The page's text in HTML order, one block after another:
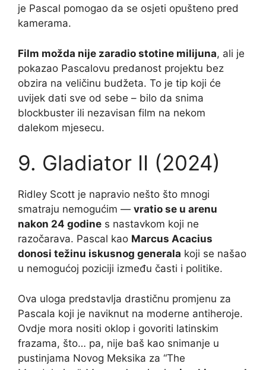
je Pascal pomogao da se osjeti opušteno pred
kamerama.
Film možda nije zaradio stotine milijuna, ali je
pokazao Pascalovu predanost projektu bez
obzira na veličinu budžeta. To je tip koji će
uvijek dati sve od sebe – bilo da snima
blockbuster ili nezavisan film na nekom
dalekom mjesecu.
9. Gladiator II (2024)
Ridley Scott je napravio nešto što mnogi
smatraju nemogućim — vratio se u arenu
nakon 24 godine s nastavkom koji ne
razočarava. Pascal kao Marcus Acacius
donosi težinu iskusnog generala koji se našao
u nemogućoj poziciji između časti i politike.
Ova uloga predstavlja drastičnu promjenu za
Pascala koji je naviknut na moderne antiheroje.
Ovdje mora nositi oklop i govoriti latinskim
frazama, što… pa, nije baš kao snimanje u
pustinjama Novog Meksika za “The